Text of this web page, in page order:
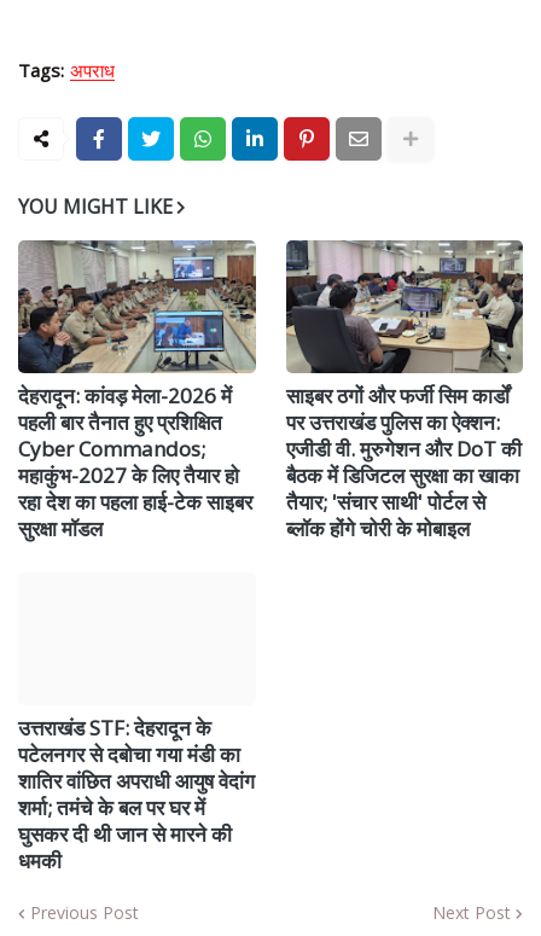
Tags: अपराध
YOU MIGHT LIKE
देहरादून: कांवड़ मेला-2026 में
पहली बार तैनात हुए प्रशिक्षित
Cyber Commandos;
महाकुंभ-2027 के लिए तैयार हो
रहा देश का पहला हाई-टेक साइबर
सुरक्षा मॉडल
साइबर ठगों और फर्जी सिम कार्डों
पर उत्तराखंड पुलिस का ऐक्शन:
एजीडी वी. मुरुगेशन और DoT की
बैठक में डिजिटल सुरक्षा का खाका
तैयार; 'संचार साथी' पोर्टल से
ब्लॉक होंगे चोरी के मोबाइल
उत्तराखंड STF: देहरादून के
पटेलनगर से दबोचा गया मंडी का
शातिर वांछित अपराधी आयुष वेदांग
शर्मा; तमंचे के बल पर घर में
घुसकर दी थी जान से मारने की
धमकी
Previous Post Next Post